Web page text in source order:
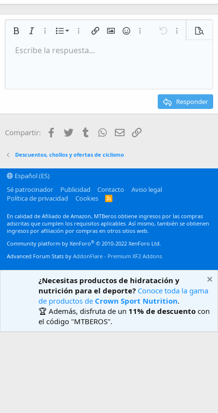
NegritaCursivaMás opciones…
Lista
Lista numerada
Lista desordenada
Más opciones…
Insertar enlace
Insertar imagen
EmoticonosMás opciones…
Deshacer
Más
Vista
Tamaño del texto
9
Color de texto
Fuente Arial
Trebuchet MS
Verdana
TachadoSubrayado
AlineamientoAlineación izquierda
Paragraph format
Normal
Heading 2
CitarMultimedia
Insert table
Insert horizontal line
SpoilerCódigo
RehacerCambiar a código BB
Eliminar formato
BorradoresGuardar borrador
Escribe la respuesta...
Responder
Compartir: Facebook
Twitter TumblrWhatsApp
Email
Descuentos, chollos y ofertas de ciclismo
Español (ES)
Sé patrocinador
Publicidad Contacto
Aviso legal
Política de privacidad
Cookies
R
En calidad de Afiliado de Amazon, MTBeros obtiene ingresos por las compras
adscritas que cumplen los requisitos aplicables. Así mismo, también se obtienen
ingresos por afiliación por compras en otros sitios web.
Community platform by XenForo® © 2010-2022 XenForo Ltd.
Advanced Forum Stats by AddonFlare - Premium XF2 Addons
¿Necesitas productos de hidratación y
nutrición para el deporte? Conoce toda la gama
de productos de Crown Sport Nutrition.
🏆 Además, disfruta de un 11% de descuento con
el código "MTBEROS".